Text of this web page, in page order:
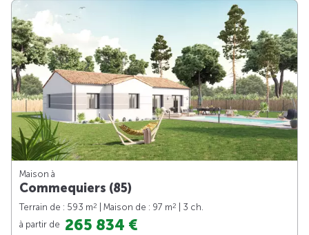
Maison à
Commequiers (85)
Terrain de : 593 m2 | Maison de : 97 m2
| 3 ch.
à partir de 265 834 €